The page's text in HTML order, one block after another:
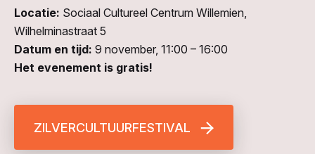
Locatie: Sociaal Cultureel Centrum Willemien,
Wilhelminastraat 5
Datum en tijd: 9 november, 11:00 – 16:00
Het evenement is gratis!
ZILVERCULTUURFESTIVAL